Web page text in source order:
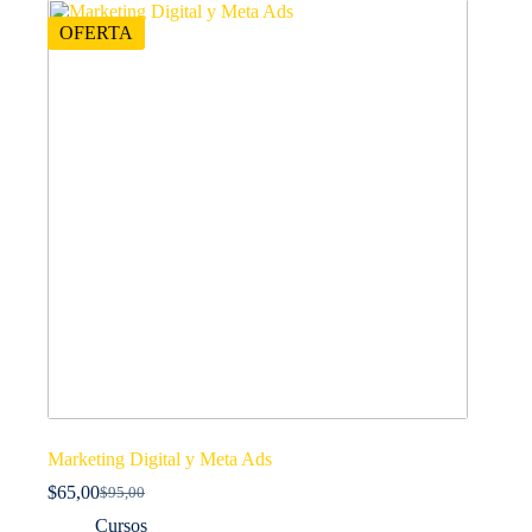
OFERTA
Marketing Digital y Meta Ads
$95,00
El
precio
$65,00El
precio
Cursos